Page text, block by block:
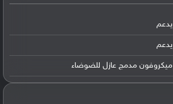
يدعم
يدعم
ميكروفون مدمج عازل للضوضاء